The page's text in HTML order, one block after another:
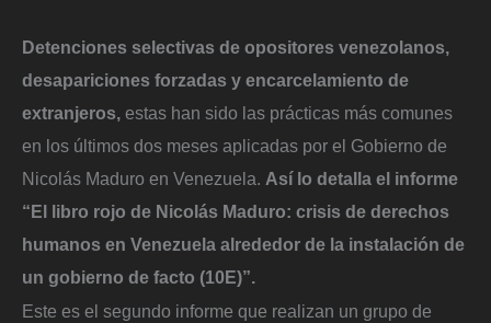
Detenciones selectivas de opositores venezolanos,
desapariciones forzadas y encarcelamiento de
extranjeros, estas han sido las prácticas más comunes
en los últimos dos meses aplicadas por el Gobierno de
Nicolás Maduro en Venezuela. Así lo detalla el informe
“El libro rojo de Nicolás Maduro: crisis de derechos
humanos en Venezuela alrededor de la instalación de
un gobierno de facto (10E)”.
Este es el segundo informe que realizan un grupo de